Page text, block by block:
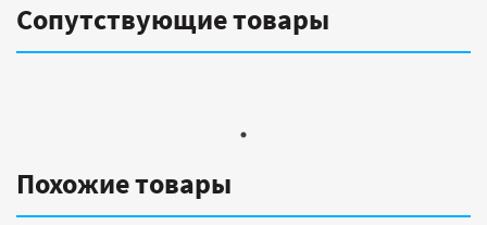
Сопутствующие товары
Похожие товары